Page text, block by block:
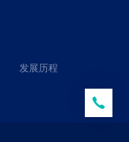
发展历程